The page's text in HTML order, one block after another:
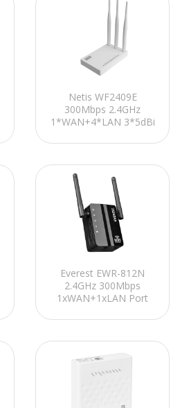
Netis WF2409E
300Mbps 2.4GHz
1*WAN+4*LAN 3*5dBi
AP+Repeater+WISP
Everest EWR-812N
2.4GHz 300Mbps
1xWAN+1xLAN Port
Repeater+AP Kablosuz